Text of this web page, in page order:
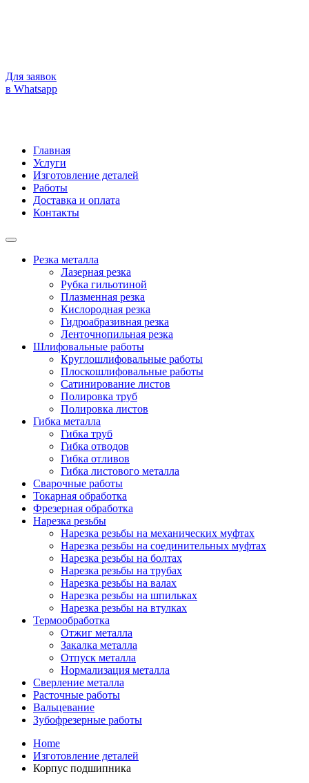
Для заявок
в Whatsapp
Главная
Услуги
Изготовление деталей
Работы
Доставка и оплата
Контакты
Резка металла
Лазерная резка
Рубка гильотиной
Плазменная резка
Кислородная резка
Гидроабразивная резка
Ленточнопильная резка
Шлифовальные работы
Круглошлифовальные работы
Плоскошлифовальные работы
Сатинирование листов
Полировка труб
Полировка листов
Гибка металла
Гибка труб
Гибка отводов
Гибка отливов
Гибка листового металла
Сварочные работы
Токарная обработка
Фрезерная обработка
Нарезка резьбы
Нарезка резьбы на механических муфтах
Нарезка резьбы на соединительных муфтах
Нарезка резьбы на болтах
Нарезка резьбы на трубах
Нарезка резьбы на валах
Нарезка резьбы на шпильках
Нарезка резьбы на втулках
Термообработка
Отжиг металла
Закалка металла
Отпуск металла
Нормализация металла
Сверление металла
Расточные работы
Вальцевание
Зубофрезерные работы
Home
Изготовление деталей
Корпус подшипника